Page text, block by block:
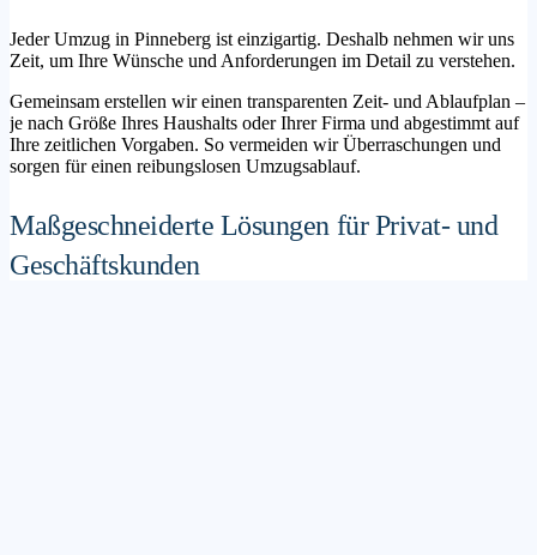
Jeder Umzug in Pinneberg ist einzigartig. Deshalb nehmen wir uns
Zeit, um Ihre Wünsche und Anforderungen im Detail zu verstehen.
Gemeinsam erstellen wir einen transparenten Zeit- und Ablaufplan –
je nach Größe Ihres Haushalts oder Ihrer Firma und abgestimmt auf
Ihre zeitlichen Vorgaben. So vermeiden wir Überraschungen und
sorgen für einen reibungslosen Umzugsablauf.
Maßgeschneiderte Lösungen für Privat- und
Geschäftskunden